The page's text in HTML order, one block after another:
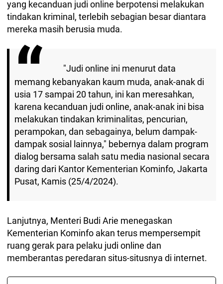
yang kecanduan judi online berpotensi melakukan
tindakan kriminal, terlebih sebagian besar diantara
mereka masih berusia muda.
"Judi online ini menurut data
memang kebanyakan kaum muda, anak-anak di
usia 17 sampai 20 tahun, ini kan meresahkan,
karena kecanduan judi online, anak-anak ini bisa
melakukan tindakan kriminalitas, pencurian,
perampokan, dan sebagainya, belum dampak-
dampak sosial lainnya," bebernya dalam program
dialog bersama salah satu media nasional secara
daring dari Kantor Kementerian Kominfo, Jakarta
Pusat, Kamis (25/4/2024).
Lanjutnya, Menteri Budi Arie menegaskan
Kementerian Kominfo akan terus mempersempit
ruang gerak para pelaku judi online dan
memberantas peredaran situs-situsnya di internet.